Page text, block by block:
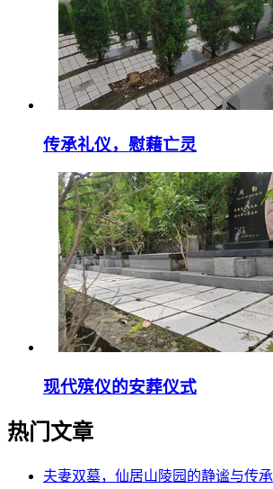
传承礼仪，慰藉亡灵
现代殡仪的安葬仪式
热门文章
夫妻双墓，仙居山陵园的静谧与传承